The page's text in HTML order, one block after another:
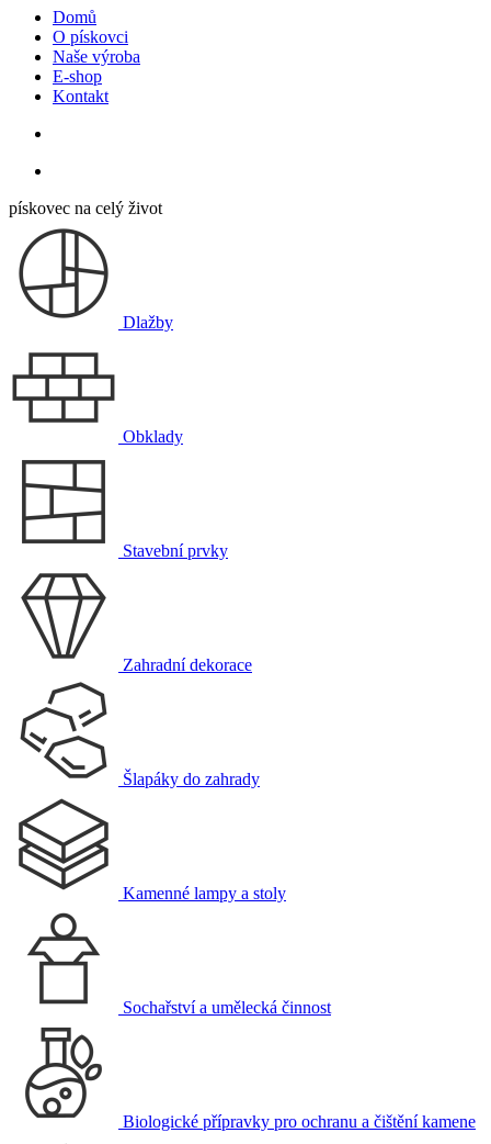
Domů
O pískovci
Naše výroba
E-shop
Kontakt
pískovec na celý život
Dlažby
Obklady
Stavební prvky
Zahradní dekorace
Šlapáky do zahrady
Kamenné lampy a stoly
Sochařství a umělecká činnost
Biologické přípravky pro ochranu a čištění kamene